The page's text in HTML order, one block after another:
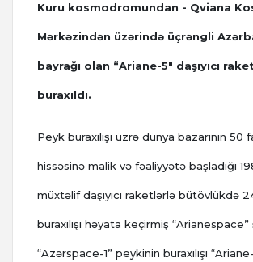
Kuru kosmodromundan - Qviana
Mərkəzindən üzərində üçrəngli
bayrağı olan “Ariane-5″ daşıyıcı
buraxıldı.
Peyk buraxılışı üzrə dünya bazarının 50
hissəsinə malik və fəaliyyətə başladığı
müxtəlif daşıyıcı raketlərlə bütövlükdə
buraxılışı həyata keçirmiş
“Azərspace-1” peykinin buraxılışı “Ariane-